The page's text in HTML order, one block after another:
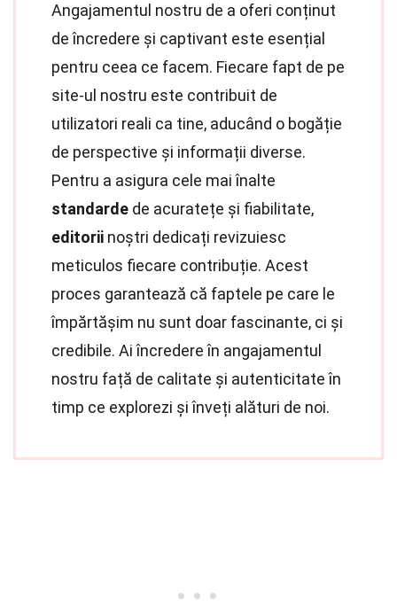
Angajamentul nostru de a oferi conținut
de încredere și captivant este esențial
pentru ceea ce facem. Fiecare fapt de pe
site-ul nostru este contribuit de
utilizatori reali ca tine, aducând o bogăție
de perspective și informații diverse.
Pentru a asigura cele mai înalte
standarde de acuratețe și fiabilitate,
editorii noștri dedicați revizuiesc
meticulos fiecare contribuție. Acest
proces garantează că faptele pe care le
împărtășim nu sunt doar fascinante, ci și
credibile. Ai încredere în angajamentul
nostru față de calitate și autenticitate în
timp ce explorezi și înveți alături de noi.